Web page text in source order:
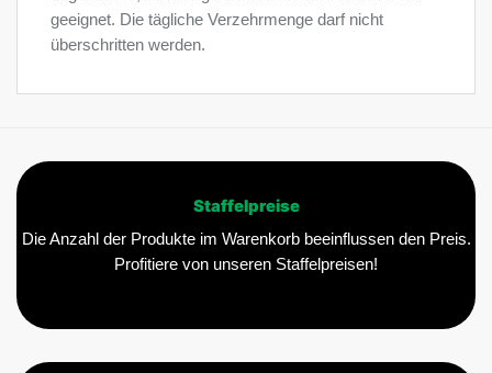
geeignet. Die tägliche Verzehrmenge darf nicht
überschritten werden.
Staffelpreise
Die Anzahl der Produkte im Warenkorb beeinflussen den Preis.
Profitiere von unseren Staffelpreisen!